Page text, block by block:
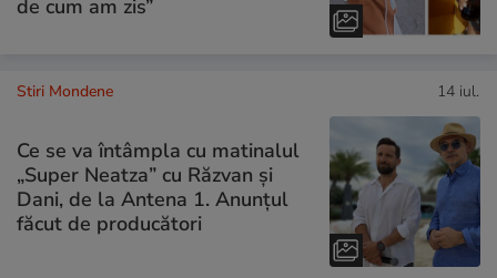
de cum am zis”
Stiri Mondene 14 iul.
Ce se va întâmpla cu matinalul
„Super Neatza” cu Răzvan şi
Dani, de la Antena 1. Anunțul
făcut de producători